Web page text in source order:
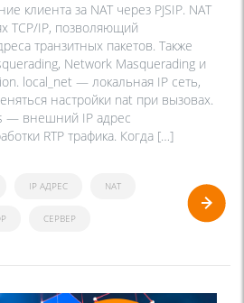
клиента за NAT через PJSIP. NAT
TCP/IP, позволяющий
транзитных пакетов. Также
Network Masquerading и
local_net — локальная IP сеть,
настройки nat при вызовах.
— внешний IP адрес
RTP трафика. Когда […]
IP АДРЕС NAT
СЕРВЕР